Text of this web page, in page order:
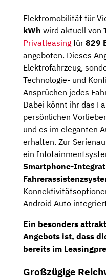
Elektromobilität für
kWh wird aktuell von
Privatleasing für 829
angeboten. Dieses
Elektrofahrzeug,
Technologie- und
Ansprüchen jedes
Dabei könnt ihr das
persönlichen
und es im eleganten
erhalten. Zur
ein
Smartphone-
Android Auto
Ein besonders
Angebots ist, dass
bereits im
Großzügige